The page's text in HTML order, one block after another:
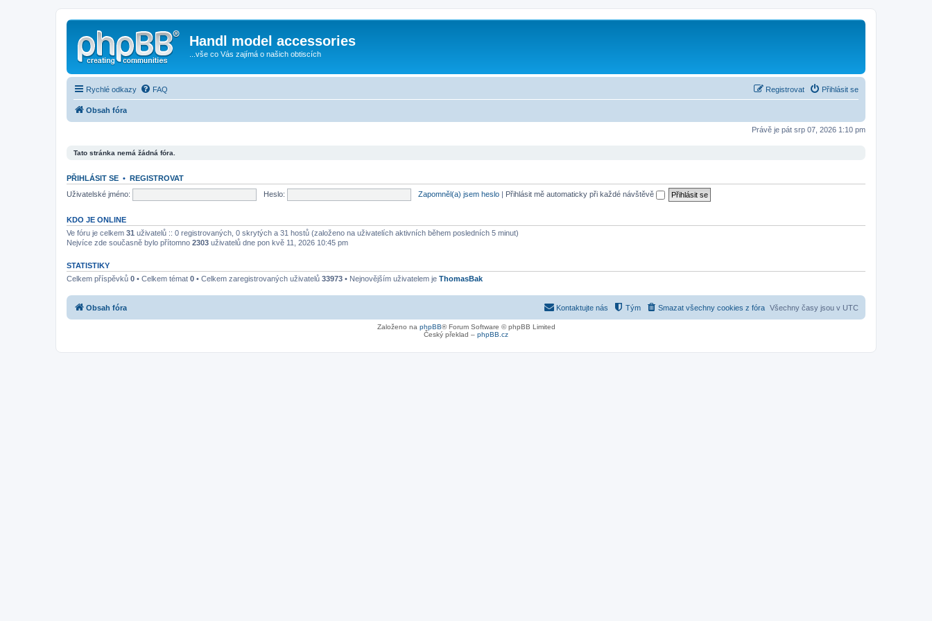
Handl model accessories
...vše co Vás zajímá o našich obtiscích
Rychlé odkazy FAQ Přihlásit se
Registrovat
Obsah fóra
Právě je pát srp 07, 2026 1:10 pm
Tato stránka nemá žádná fóra.
PŘIHLÁSIT SE • REGISTROVAT
Uživatelské jméno:
Heslo: Zapomněl(a) jsem heslo | Přihlásit mě automaticky při každé návštěvě
KDO JE ONLINE
Ve fóru je celkem 31 uživatelů :: 0 registrovaných, 0 skrytých a 31 hostů (založeno na uživatelích aktivních během posledních 5 minut)
Nejvíce zde současně bylo přítomno 2303 uživatelů dne pon kvě 11, 2026 10:45 pm
STATISTIKY
Celkem příspěvků 0 • Celkem témat 0 • Celkem zaregistrovaných uživatelů 33973 • Nejnovějším uživatelem je ThomasBak
Obsah fóra Všechny časy jsou v UTC
Smazat všechny cookies z fóra
Tým
Kontaktujte nás
Založeno na phpBB® Forum Software © phpBB Limited
Český překlad – phpBB.cz